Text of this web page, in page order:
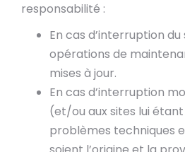
responsabilité :
En cas d’interruption
opérations de
mises à jour.
En cas d’interruption
(et/ou aux sites lui
problèmes techniques